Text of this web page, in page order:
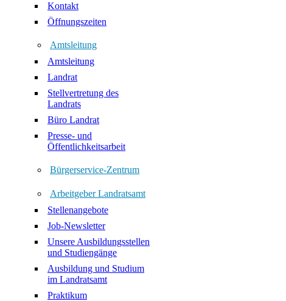
Kontakt
Öffnungszeiten
Amtsleitung
Amtsleitung
Landrat
Stellvertretung des
Landrats
Büro Landrat
Presse- und
Öffentlichkeitsarbeit
Bürgerservice-Zentrum
Arbeitgeber Landratsamt
Stellenangebote
Job-Newsletter
Unsere Ausbildungsstellen
und Studiengänge
Ausbildung und Studium
im Landratsamt
Praktikum